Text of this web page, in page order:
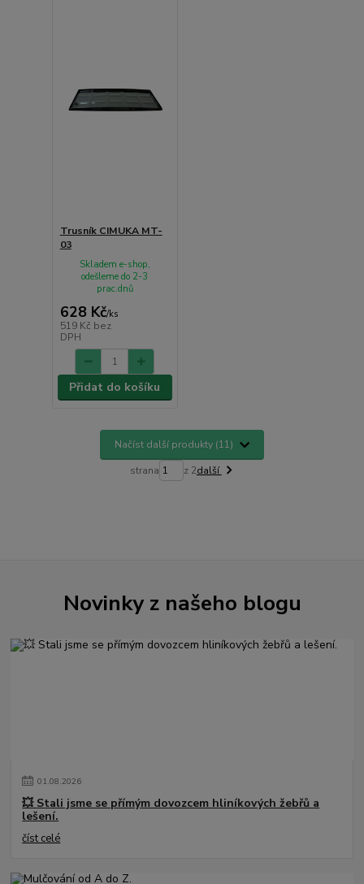
Trusník CIMUKA MT-
03
628 Kč/ks
519 Kč bez
DPH
Skladem e-shop,
odešleme do 2-3
prac.dnů
Přidat do košíku
Načíst další produkty (11)
strana z 2další
Novinky z našeho blogu
01.08.2026
💥 Stali jsme se přímým dovozcem hliníkových žebřů a
lešení.
číst celé